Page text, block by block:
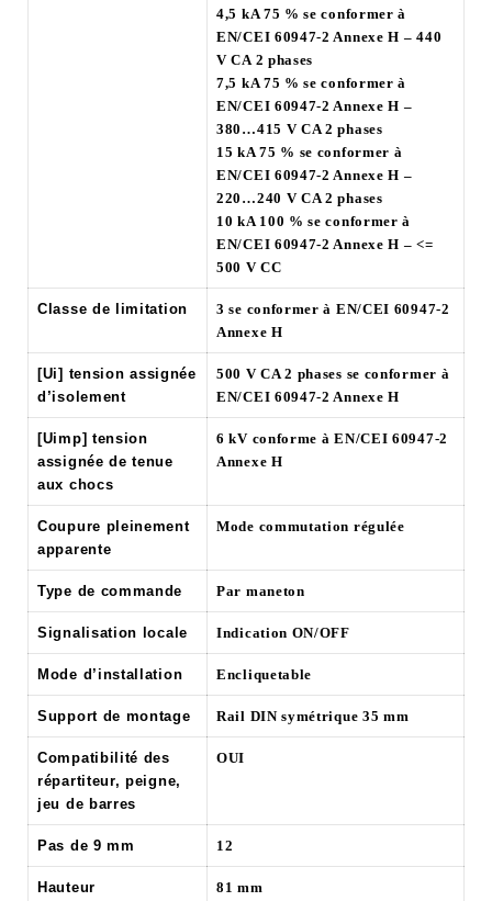
4,5 kA 75 % se conformer à
EN/CEI 60947-2 Annexe H – 440
V CA 2 phases
7,5 kA 75 % se conformer à
EN/CEI 60947-2 Annexe H –
380…415 V CA 2 phases
15 kA 75 % se conformer à
EN/CEI 60947-2 Annexe H –
220…240 V CA 2 phases
10 kA 100 % se conformer à
EN/CEI 60947-2 Annexe H – <=
500 V CC
Classe de limitation
3 se conformer à EN/CEI 60947-2
Annexe H
[Ui] tension assignée
d’isolement
500 V CA 2 phases se conformer à
EN/CEI 60947-2 Annexe H
[Uimp] tension
assignée de tenue
aux chocs
6 kV conforme à EN/CEI 60947-2
Annexe H
Coupure pleinement
apparente
Mode commutation régulée
Type de commande Par maneton
Signalisation locale Indication ON/OFF
Mode d’installation Encliquetable
Support de montage Rail DIN symétrique 35 mm
Compatibilité des
répartiteur, peigne,
jeu de barres
OUI
Pas de 9 mm 12
Hauteur 81 mm